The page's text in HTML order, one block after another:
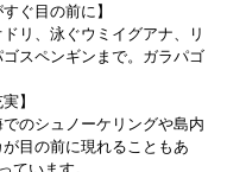
ぐ目の前に】
リ、泳ぐウミイグアナ、リ
スペンギンまで。ガラパゴ
】
のシュノーケリングや島内
目の前に現れることもあ